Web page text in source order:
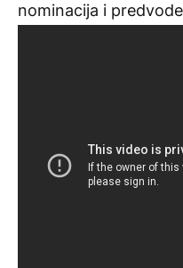
nominacija i